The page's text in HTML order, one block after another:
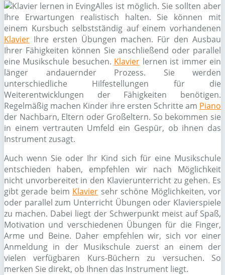
Alles ist möglich. Sie sollten aber
Ihre Erwartungen realistisch halten. Sie können mit
einem Kursbuch selbstständig auf einem vorhandenen
Klavier Ihre ersten Übungen machen. Für den Ausbau
Ihrer Fähigkeiten können Sie anschließend oder parallel
eine Musikschule besuchen. Klavier lernen ist immer ein
länger andauernder Prozess. Sie werden
unterschiedliche Hilfestellungen für die
Weiterentwicklungen der Fähigkeiten benötigen.
Regelmäßig machen Kinder ihre ersten Schritte am Piano
der Nachbarn, Eltern oder Großeltern. So bekommen sie
in einem vertrauten Umfeld ein Gespür, ob ihnen das
Instrument zusagt.
Auch wenn Sie oder Ihr Kind sich für eine Musikschule
entschieden haben, empfehlen wir nach Möglichkeit
nicht unvorbereitet in den Klavierunterricht zu gehen. Es
gibt gerade beim Klavier sehr schöne Möglichkeiten, vor
oder parallel zum Unterricht Übungen oder Klavierspiele
zu machen. Dabei liegt der Schwerpunkt meist auf Spaß,
Motivation und verschiedenen Übungen für die Finger,
Arme und Beine. Daher empfehlen wir, sich vor einer
Anmeldung in der Musikschule zuerst an einem der
vielen verfügbaren Kurs-Büchern zu versuchen. So
merken Sie direkt, ob Ihnen das Instrument liegt.